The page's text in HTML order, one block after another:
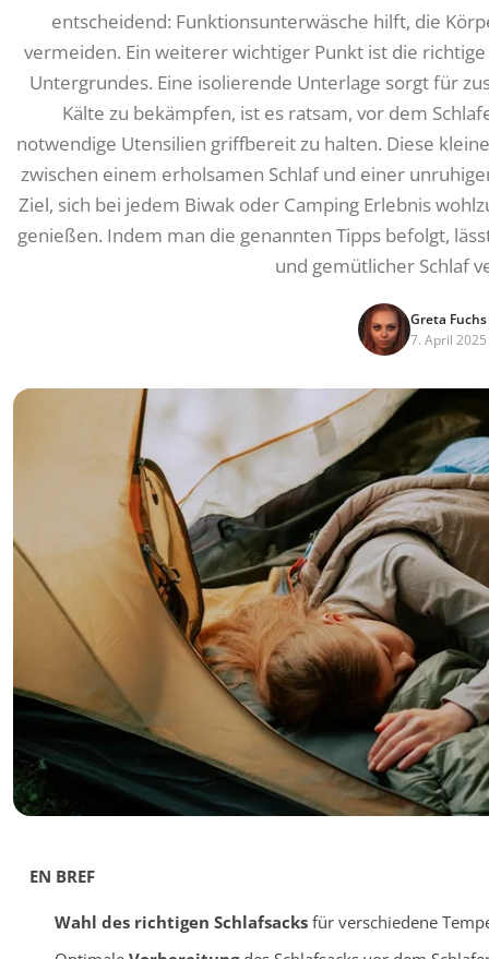
entscheidend: Funktionsunterwäsche hilft, die
vermeiden. Ein weiterer wichtiger Punkt ist die
Untergrundes. Eine isolierende Unterlage sorgt für
Kälte zu bekämpfen, ist es ratsam, vor dem
notwendige Utensilien griffbereit zu halten. Diese
zwischen einem erholsamen Schlaf und einer
Ziel, sich bei jedem Biwak oder Camping Erlebnis
genießen. Indem man die genannten Tipps befolgt,
und gemütlicher Schlaf
Greta Fuchs
7. April 2025
EN BREF
Wahl des richtigen Schlafsacksfür verschiedene